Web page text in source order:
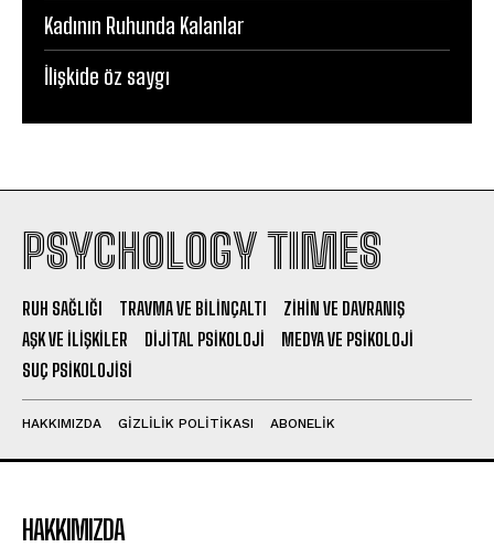
Kadının Ruhunda Kalanlar
İlişkide öz saygı
PSYCHOLOGY TIMES
RUH SAĞLIĞI TRAVMA VE BILINÇALTI
ZIHIN VE DAVRANIŞ
AŞK VE İLIŞKILER
DIJITAL PSIKOLOJI
MEDYA VE PSIKOLOJI
SUÇ PSIKOLOJISI
HAKKIMIZDA GIZLILIK POLITIKASI ABONELIK
HAKKIMIZDA